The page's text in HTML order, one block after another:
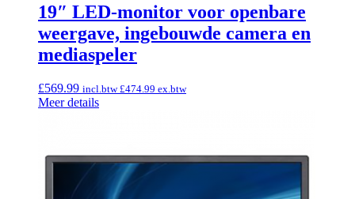
19″ LED-monitor voor openbare
weergave, ingebouwde camera en
mediaspeler
£569.99 incl.btw£474.99 ex.btw
Meer details